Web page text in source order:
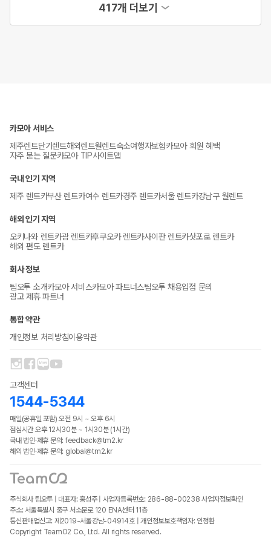
417개 더보기
카모아 서비스
제주렌트단기렌트해외렌트월렌트숙소여행자보험카모아 회원 혜택
자주 묻는 질문카모아 TIP사이트맵
국내 인기 지역
제주 렌트카부산 렌트카여수 렌트카경주 렌트카서울 렌트카강남구 월렌트
해외 인기 지역
오키나와 렌트카괌 렌트카후쿠오카 렌트카사이판 렌트카삿포로 렌트카
해외 편도 렌트카
회사 정보
팀오투 소개카모아 서비스카모아 파트너스팀오투 채용입점 문의
광고 제휴 파트너
통합 약관
개인정보 처리방침이용약관
고객센터
1544-5344
매일(공휴일 포함) 오전 9시 ~ 오후 6시
점심시간 오후 12시30분 ~ 1시30분 (1시간)
국내 법인·제휴 문의: feedback@tm2.kr
해외 법인·제휴 문의: global@tm2.kr
주식회사 팀오투 | 대표자: 홍성주 | 사업자등록번호: 286-88-00238 사업자정보확인
주소: 서울특별시 중구 서소문로 120 ENA센터 11층
통신판매업신고: 제2019-서울강남-04914호 | 개인정보보호책임자: 인정환
Copyright TeamO2 Co., Ltd. All rights reserved.